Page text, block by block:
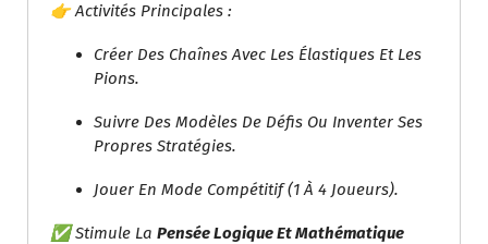
👉 Activités Principales :
Créer Des Chaînes Avec Les Élastiques Et Les
Pions.
Suivre Des Modèles De Défis Ou Inventer Ses
Propres Stratégies.
Jouer En Mode Compétitif (1 À 4 Joueurs).
✅ Stimule La Pensée Logique Et Mathématique